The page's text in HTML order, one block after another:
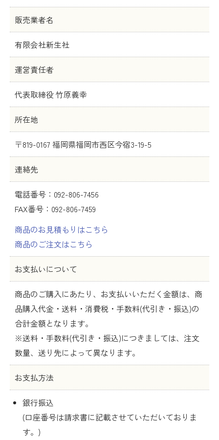
販売業者名
有限会社新生社
運営責任者
代表取締役 竹原義幸
所在地
〒819-0167 福岡県福岡市西区今宿3-19-5
連絡先
電話番号：092-806-7456
FAX番号：092-806-7459
商品のお見積もりはこちら
商品のご注文はこちら
お支払いについて
商品のご購入にあたり、お支払いいただく金額は、商
品購入代金・送料・消費税・手数料(代引き・振込)の
合計金額となります。
※送料・手数料(代引き・振込)につきましては、注文
数量、送り先によって異なります。
お支払方法
銀行振込
(口座番号は請求書に記載させていただいておりま
す。)